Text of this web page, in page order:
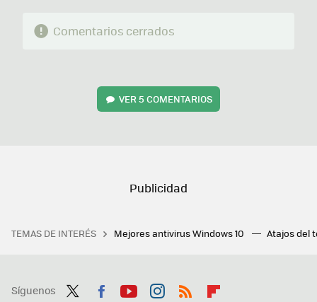
Comentarios cerrados
VER5 COMENTARIOS
TEMAS DE INTERÉS Mejores antivirus Windows 10 Atajos del
Síguenos